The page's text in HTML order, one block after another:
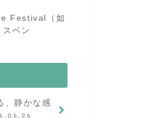
Festival（如
ベン
、静かな感